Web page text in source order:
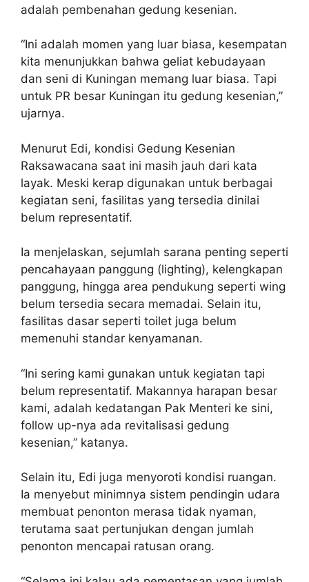
adalah pembenahan gedung kesenian.
“Ini adalah momen yang luar biasa, kesempatan
kita menunjukkan bahwa geliat kebudayaan
dan seni di Kuningan memang luar biasa. Tapi
untuk PR besar Kuningan itu gedung kesenian,”
ujarnya.
Menurut Edi, kondisi Gedung Kesenian
Raksawacana saat ini masih jauh dari kata
layak. Meski kerap digunakan untuk berbagai
kegiatan seni, fasilitas yang tersedia dinilai
belum representatif.
Ia menjelaskan, sejumlah sarana penting seperti
pencahayaan panggung (lighting), kelengkapan
panggung, hingga area pendukung seperti wing
belum tersedia secara memadai. Selain itu,
fasilitas dasar seperti toilet juga belum
memenuhi standar kenyamanan.
“Ini sering kami gunakan untuk kegiatan tapi
belum representatif. Makannya harapan besar
kami, adalah kedatangan Pak Menteri ke sini,
follow up-nya ada revitalisasi gedung
kesenian,” katanya.
Selain itu, Edi juga menyoroti kondisi ruangan.
Ia menyebut minimnya sistem pendingin udara
membuat penonton merasa tidak nyaman,
terutama saat pertunjukan dengan jumlah
penonton mencapai ratusan orang.